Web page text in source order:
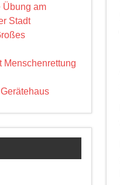
Übung am
Stadt
Menschenrettung